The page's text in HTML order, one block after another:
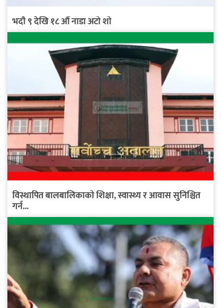
भदौ ९ देखि १८ औँ नाडा अटो शो
विस्थापित बालबालिकाको शिक्षा, स्वास्थ्य र आवास सुनिश्चित
गर्न...